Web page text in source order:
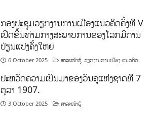
ກອງປະຊຸມວຽກງານການເມືອງແນວຄິດຄັ້ງທີ V
ເປີດຂຶ້ນທ່າມກາງສະພາບການຂອງໂລກມີການ
ປ່ຽນແປງຄັ້ງໃຫຍ່
6 October 2025 ສາລະໜ້າຮູ້ ,ວຽກງານການເມືອງ-ແນວຄິດ
ປະຫວັດຄວາມເປັນມາຂອງວັນຄູແຫ່ງຊາດທີ 7
ຕຸລາ 1907.
3 October 2025 ສາລະໜ້າຮູ້